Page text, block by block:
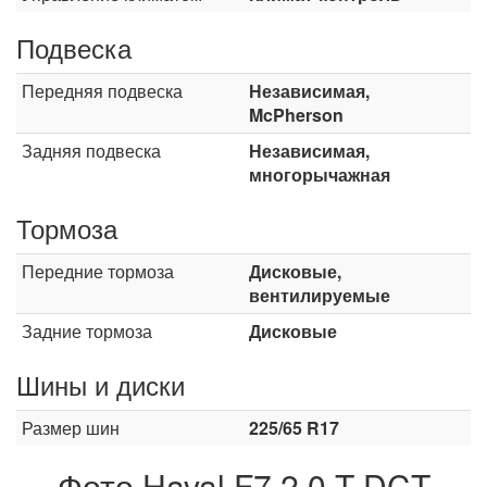
Подвеска
Передняя подвеска
Независимая,
McPherson
Задняя подвеска
Независимая,
многорычажная
Тормоза
Передние тормоза
Дисковые,
вентилируемые
Задние тормоза
Дисковые
Шины и диски
Размер шин 225/65 R17